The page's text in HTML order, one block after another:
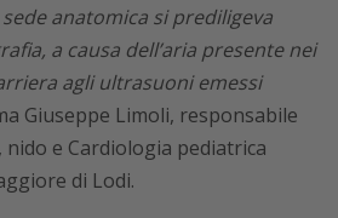
anatomica si prediligeva
a causa dell’aria presente nei
agli ultrasuoni emessi
Giuseppe Limoli, responsabile
e Cardiologia pediatrica
di Lodi.